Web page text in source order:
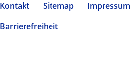
Kontakt Sitemap Impressum
Barrierefreiheit